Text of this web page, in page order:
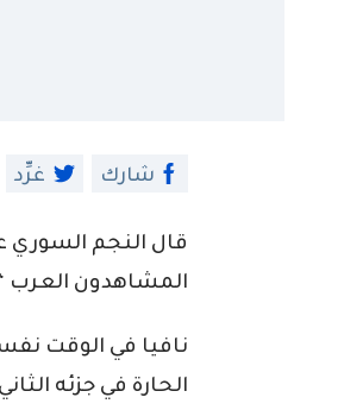
شارك غرِّد
قال النجم السوري
المشاهدون العرب
نافيا في الوقت
الحارة في جزئه